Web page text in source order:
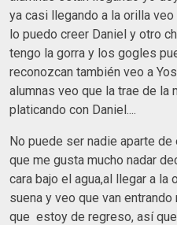
ya casi llegando a la orilla
lo puedo creer Daniel y otro
tengo la gorra y los gogles
reconozcan también veo a
alumnas veo que la trae de la
platicando con Daniel....
No puede ser nadie aparte
que me gusta mucho nadar
cara bajo el agua,al llegar a la
suena y veo que van
que estoy de regreso, así